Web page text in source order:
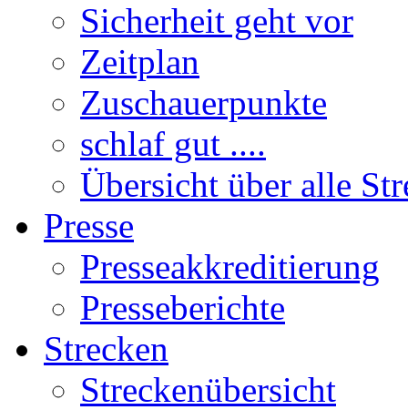
Sicherheit geht vor
Zeitplan
Zuschauerpunkte
schlaf gut ....
Übersicht über alle
Presse
Presseakkreditierung
Presseberichte
Strecken
Streckenübersicht